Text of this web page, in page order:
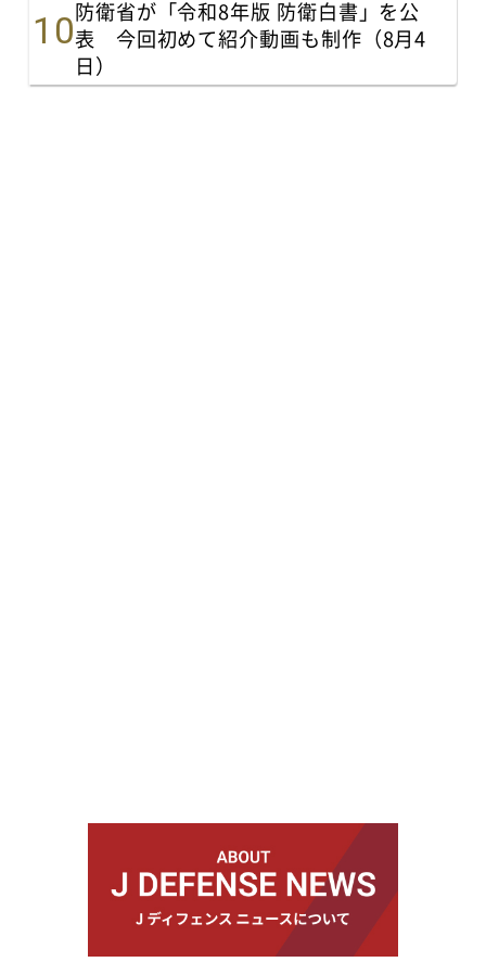
防衛省が「令和8年版 防衛白書」を公
表 今回初めて紹介動画も制作（8月4
日）